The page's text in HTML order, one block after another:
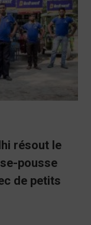
résout le
pousse
de petits